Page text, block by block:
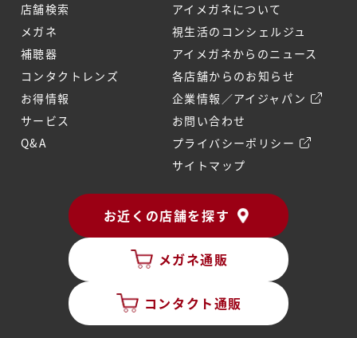
店舗検索
メガネ
補聴器
コンタクトレンズ
お得情報
サービス
Q&A
アイメガネについて
視生活のコンシェルジュ
アイメガネからのニュース
各店舗からのお知らせ
企業情報／アイジャパン
お問い合わせ
プライバシーポリシー
サイトマップ
お近くの店舗を探す
メガネ通販
コンタクト通販